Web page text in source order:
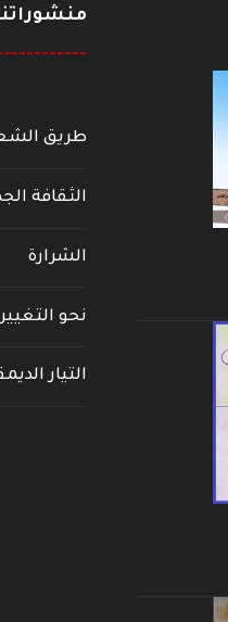
طريق
الثقافة
الشرارة
نحو التغيير
التيار